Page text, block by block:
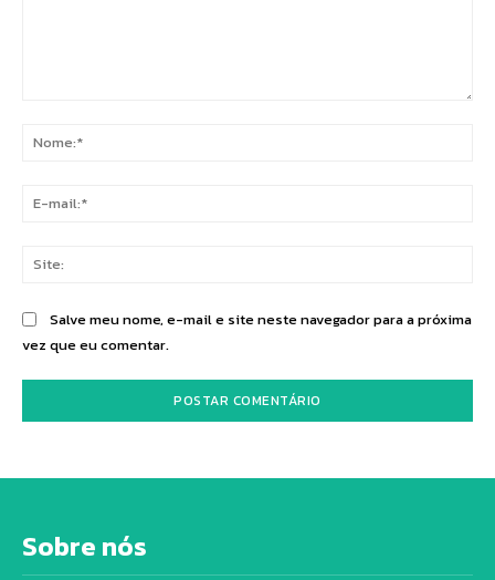
Salve meu nome, e-mail e site neste navegador para a próxima
vez que eu comentar.
Sobre nós